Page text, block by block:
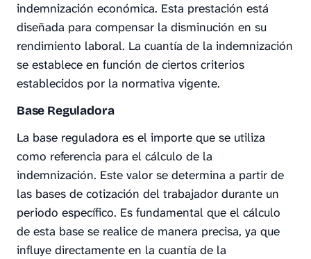
indemnización económica. Esta prestación está
diseñada para compensar la disminución en su
rendimiento laboral. La cuantía de la indemnización
se establece en función de ciertos criterios
establecidos por la normativa vigente.
Base Reguladora
La base reguladora es el importe que se utiliza
como referencia para el cálculo de la
indemnización. Este valor se determina a partir de
las bases de cotización del trabajador durante un
periodo específico. Es fundamental que el cálculo
de esta base se realice de manera precisa, ya que
influye directamente en la cuantía de la